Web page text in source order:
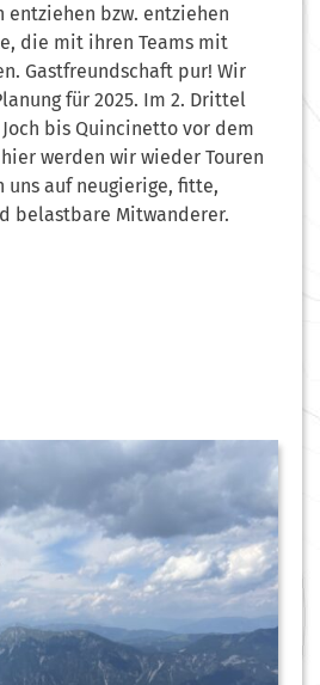
entziehen bzw. entziehen
die mit ihren Teams mit
Gastfreundschaft pur! Wir
für 2025. Im 2. Drittel
bis Quincinetto vor dem
hier werden wir wieder Touren
auf neugierige, fitte,
belastbare Mitwanderer.